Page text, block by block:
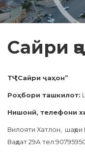
Сайри
ТҶ “Сайри ҷаҳон”
Роҳбори ташкилот:
Нишонӣ, телефони
Вилояти Хатлон, шаҳри
Ваҳдат 29А